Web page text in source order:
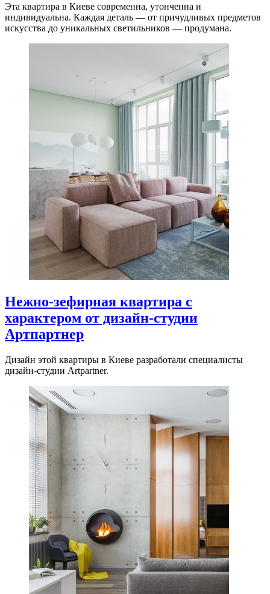
Эта квартира в Киеве современна, утонченна и
индивидуальна. Каждая деталь — от причудливых предметов
искусства до уникальных светильников — продумана.
Нежно-зефирная квартира с
характером от дизайн-студии
Артпартнер
Дизайн этой квартиры в Киеве разработали специалисты
дизайн-студии Artpartner.